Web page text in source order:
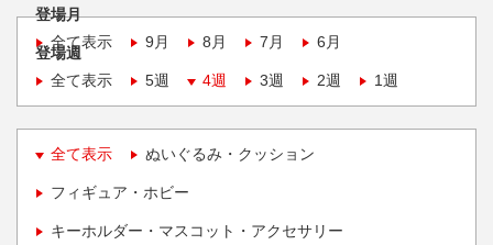
登場月
全て表示
9月 8月 7月 6月
登場週
全て表示
5週 4週 3週 2週 1週
全て表示 ぬいぐるみ・クッション
フィギュア・ホビー
キーホルダー・マスコット・アクセサリー